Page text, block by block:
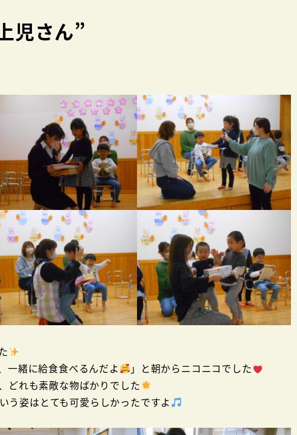
児さん”
一緒に給食食べるんだよ
」と朝からニコニコでした
どれも素敵な物ばかりでした
う姿はとても可愛らしかったですよ